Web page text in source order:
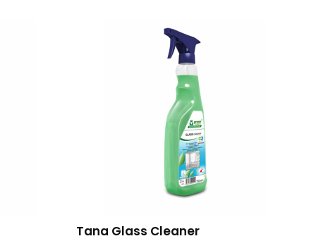
Tana Glass Cleaner